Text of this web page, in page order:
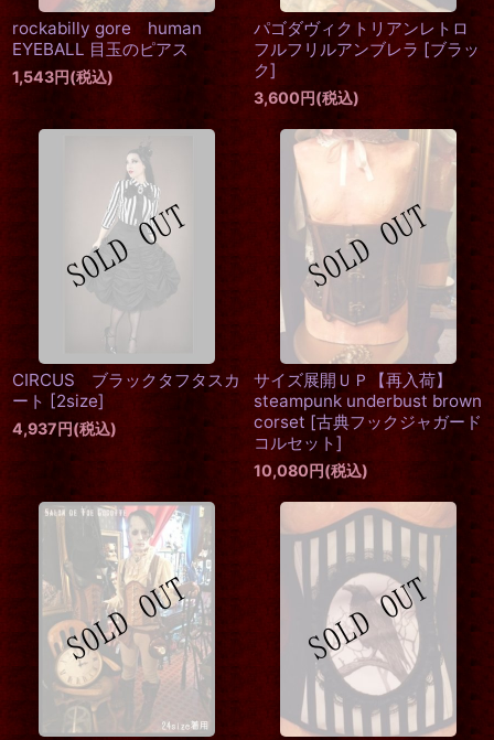
rockabilly gore human
EYEBALL 目玉のピアス
1,543円(税込)
パゴダヴィクトリアンレトロ
フルフリルアンブレラ [ブラッ
ク]
3,600円(税込)
CIRCUS ブラックタフタスカ
ート [2size]
4,937円(税込)
サイズ展開ＵＰ【再入荷】
steampunk underbust brown
corset [古典フックジャガード
コルセット]
10,080円(税込)